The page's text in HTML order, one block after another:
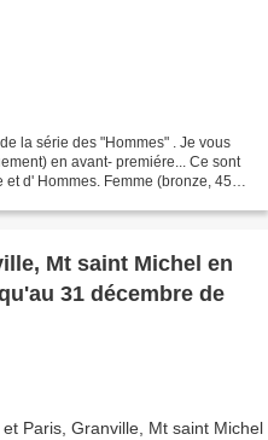
la série des "Hommes" . Je vous
en avant- premiére... Ce sont
d' Hommes. Femme (bronze, 45 x
Mt saint Michel en
31 décembre de